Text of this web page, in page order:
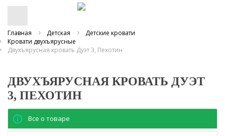
Главная Детская
Детские кровати
Кровати двухъярусные
Двухъярусная кровать Дуэт 3, Пехотин
ДВУХЪЯРУСНАЯ КРОВАТЬ ДУЭТ
3, ПЕХОТИН
Все о товаре